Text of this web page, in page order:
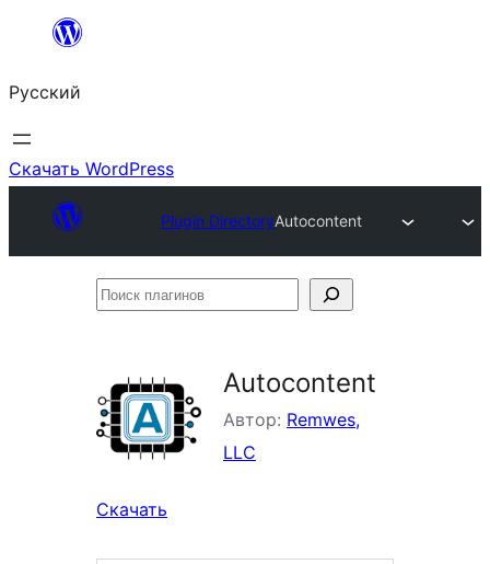
Перейти
содержимому
Русский
Скачать WordPress
Plugin DirectoryAutocontent
Поиск
Autocontent
Автор: Remwes,
LLC
Скачать